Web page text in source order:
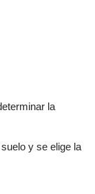
la
y se elige la